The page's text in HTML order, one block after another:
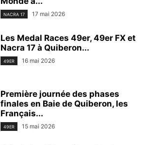
NACRA 17 17 mai 2026
Les Medal Races 49er, 49er FX et
Nacra 17 à Quiberon...
49ER 16 mai 2026
Première journée des phases
finales en Baie de Quiberon, les
Français...
49ER 15 mai 2026